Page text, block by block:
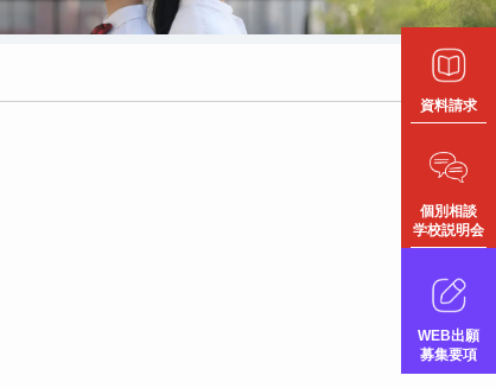
資料請求
個別相談
学校説明会
WEB出願
募集要項